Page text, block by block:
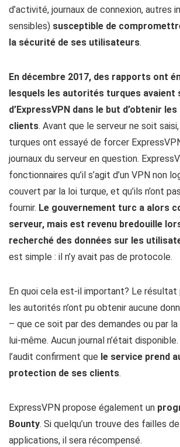
d’activité, journaux de connexion, autres
sensibles) susceptible de
la sécurité de ses utilisateurs.
En décembre 2017, des rapports ont
lesquels les autorités turques avaient
d’ExpressVPN dans le but d’obtenir
clients. Avant que le serveur ne soit
turques ont essayé de forcer
journaux du serveur en question.
fonctionnaires qu’il s’agit d’un VPN non
couvert par la loi turque, et qu’ils n’ont
fournir. Le gouvernement turc a alors
serveur, mais est revenu bredouille
recherché des données sur les
est simple : il n’y avait pas de protocole.
En quoi cela est-il important? Le
les autorités n’ont pu obtenir aucune
– que ce soit par des demandes ou par la
lui-même. Aucun journal n’était
l’audit confirment que le service prend
protection de ses clients.
ExpressVPN propose également un
Bounty. Si quelqu’un trouve des failles
applications, il sera récompensé.